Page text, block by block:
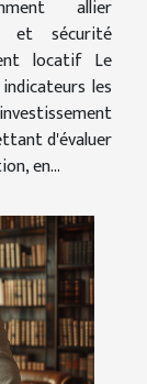
allier
et sécurité
locatif Le
les
d'évaluer
en...